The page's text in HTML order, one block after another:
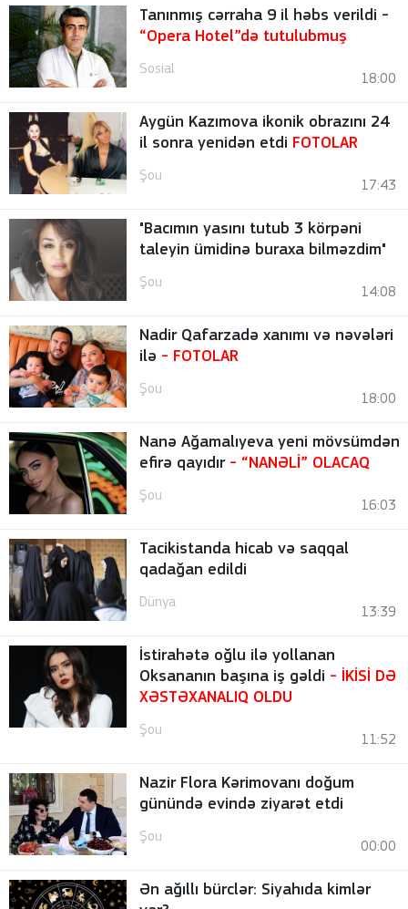
Tanınmış cərraha 9 il həbs verildi -
“Opera Hotel”də tutulubmuş
Sosial
18:00
Aygün Kazımova ikonik obrazını 24
il sonra yenidən etdi FOTOLAR
Şou
17:43
"Bacımın yasını tutub 3 körpəni
taleyin ümidinə buraxa bilməzdim"
Şou
14:08
Nadir Qafarzadə xanımı və nəvələri
ilə - FOTOLAR
Şou
18:00
Nanə Ağamalıyeva yeni mövsümdən
efirə qayıdır - “NANƏLİ” OLACAQ
Şou
16:03
Tacikistanda hicab və saqqal
qadağan edildi
Dünya
13:39
İstirahətə oğlu ilə yollanan
Oksananın başına iş gəldi - İKİSİ DƏ
XƏSTƏXANALIQ OLDU
Şou
11:52
Nazir Flora Kərimovanı doğum
günündə evində ziyarət etdi
Şou
00:00
Ən ağıllı bürclər: Siyahıda kimlər